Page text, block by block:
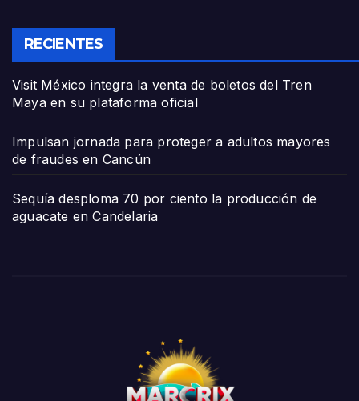
RECIENTES
Visit México integra la venta de boletos del Tren
Maya en su plataforma oficial
Impulsan jornada para proteger a adultos mayores
de fraudes en Cancún
Sequía desploma 70 por ciento la producción de
aguacate en Candelaria